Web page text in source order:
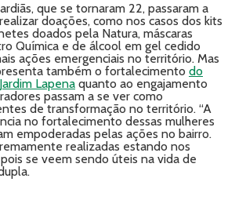
que se tornaram 22, passaram a
doações, como nos casos dos kits
doados pela Natura, máscaras
Química e de álcool em gel cedido
ações emergenciais no território. Mas
também o fortalecimento do
Lapena quanto ao engajamento
passam a se ver como
de transformação no território. “A
no fortalecimento dessas mulheres
empoderadas pelas ações no bairro.
realizadas estando nos
se veem sendo úteis na vida de